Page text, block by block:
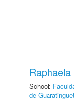
School:
de